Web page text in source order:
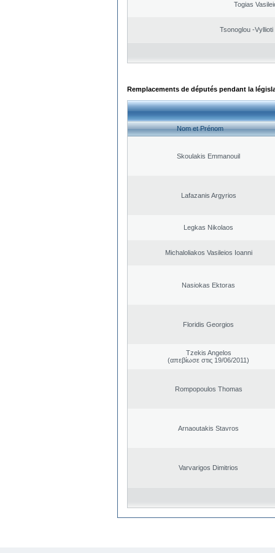
Togias
Tsonoglou -Vyllioti
Remplacements de députés pendant la
Nom et Prénom
Skoulakis Emmanouil
Lafazanis Argyrios
Legkas Nikolaos
Michaloliakos Vasileios Ioanni
Nasiokas Ektoras
Floridis Georgios
Tzekis Angelos
(απεβίωσε στις 19/06/2011)
Rompopoulos Thomas
Arnaoutakis Stavros
Varvarigos Dimitrios